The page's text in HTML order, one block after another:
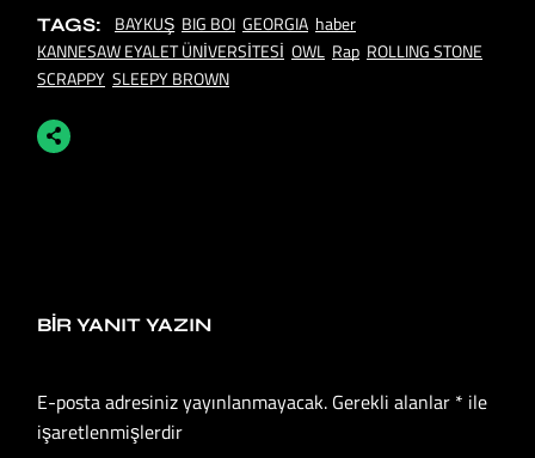
TAGS: BAYKUŞ BIG BOI GEORGIA haber
KANNESAW EYALET ÜNİVERSİTESİ OWL Rap ROLLING STONE
SCRAPPY SLEEPY BROWN
BIR YANIT YAZIN
E-posta adresiniz yayınlanmayacak. Gerekli alanlar * ile
işaretlenmişlerdir